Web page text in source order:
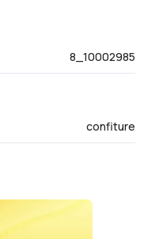
8_10002985
confiture